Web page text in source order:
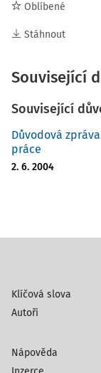
Oblíbené
Stáhnout
Související
Související
Důvodová
práce
2. 6. 2004
Klíčová slova
Autoři
Nápověda